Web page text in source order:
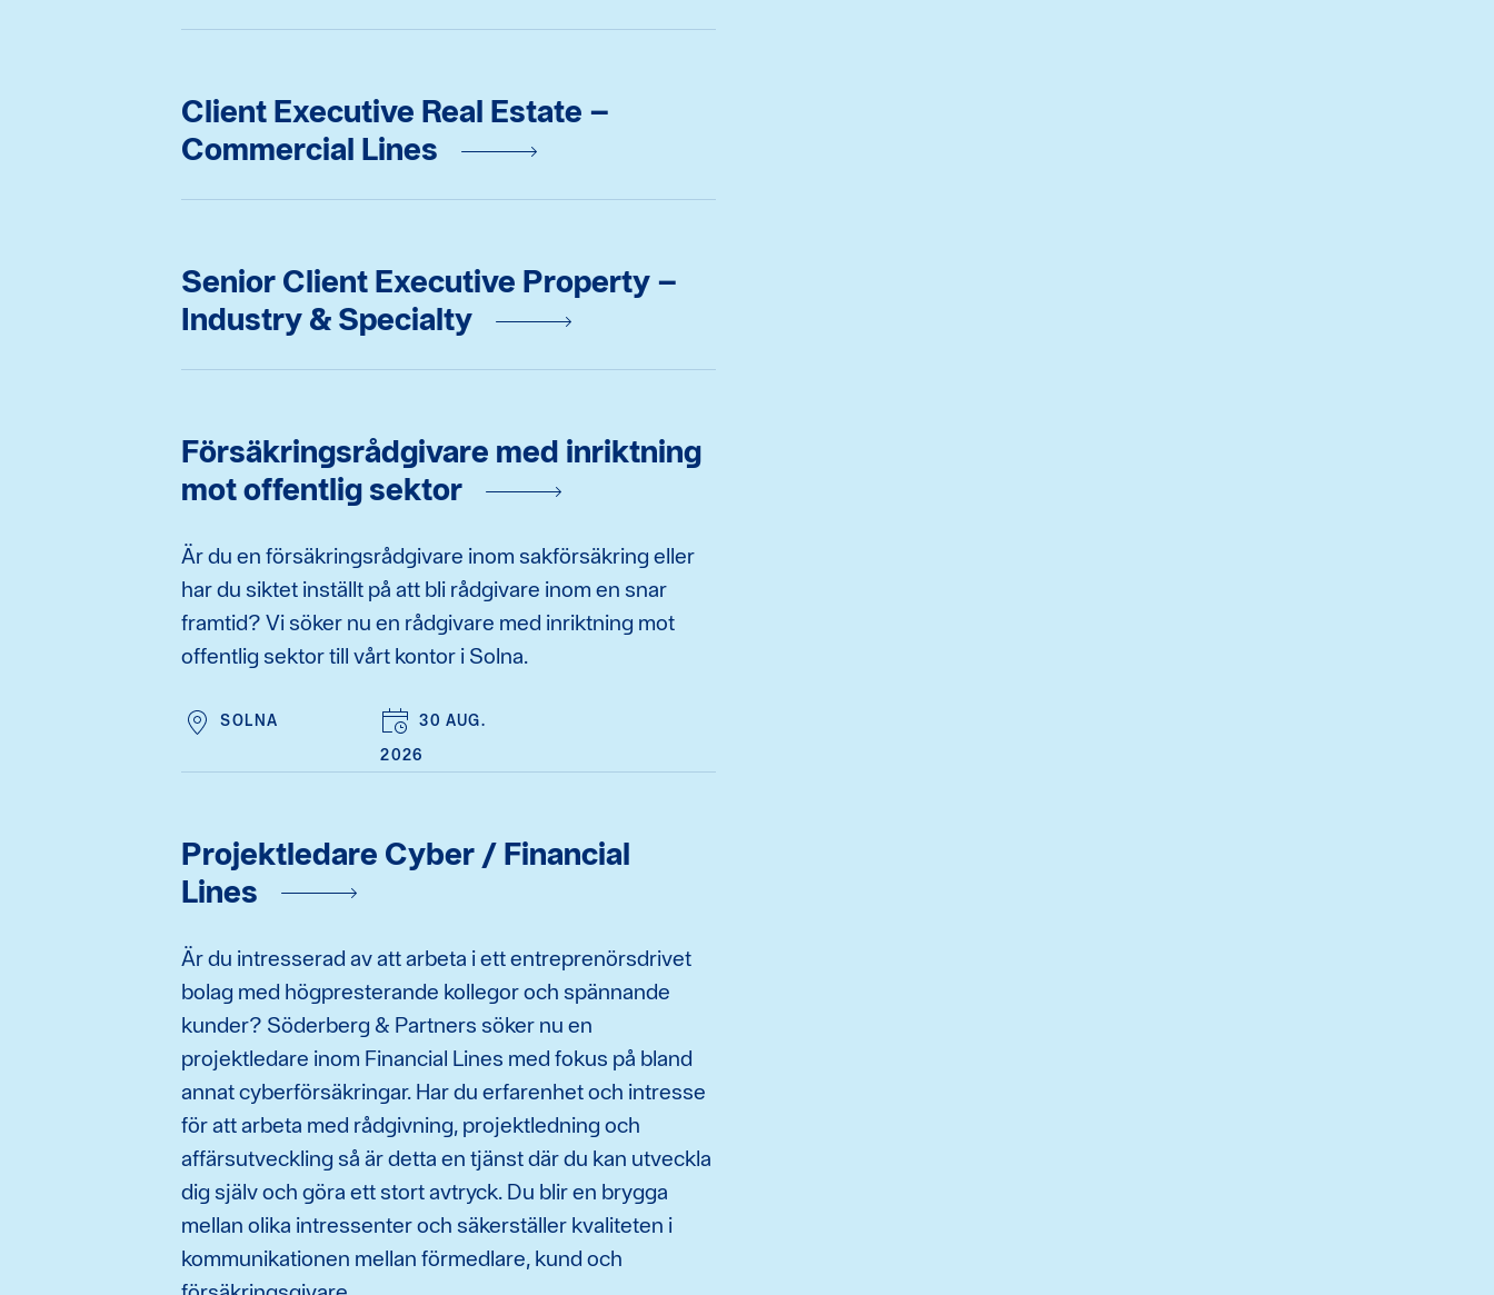
Client Executive Real Estate –
Commercial Lines
Senior Client Executive Property –
Industry & Specialty
Försäkringsrådgivare med inriktning
mot offentlig sektor
Är du en försäkringsrådgivare inom sakförsäkring eller
har du siktet inställt på att bli rådgivare inom en snar
framtid? Vi söker nu en rådgivare med inriktning mot
offentlig sektor till vårt kontor i Solna.
SOLNA
30 AUG.
2026
Projektledare Cyber / Financial
Lines
Är du intresserad av att arbeta i ett entreprenörsdrivet
bolag med högpresterande kollegor och spännande
kunder? Söderberg & Partners söker nu en
projektledare inom Financial Lines med fokus på bland
annat cyberförsäkringar. Har du erfarenhet och intresse
för att arbeta med rådgivning, projektledning och
affärsutveckling så är detta en tjänst där du kan utveckla
dig själv och göra ett stort avtryck. Du blir en brygga
mellan olika intressenter och säkerställer kvaliteten i
kommunikationen mellan förmedlare, kund och